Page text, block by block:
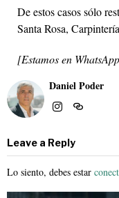
De estos casos sólo
Santa Rosa,
[Estamos en WhatsApp
Daniel Poder
Leave a Reply
Lo siento, debes estar